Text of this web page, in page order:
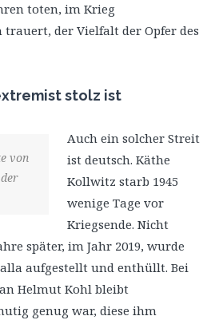
toten, im Krieg
der Vielfalt der Opfer des
stolz ist
von
Auch ein solcher Streit
ist deutsch. Käthe
Kollwitz starb 1945
wenige Tage vor
Kriegsende. Nicht
später, im Jahr 2019, wurde
aufgestellt und enthüllt. Bei
Helmut Kohl bleibt
genug war, diese ihm